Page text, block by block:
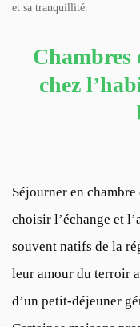
et sa tranquillité.
Chambres
chez
Séjourner en chambre
choisir l’échange et
souvent natifs de la
leur amour du terroir
d’un petit-déjeuner